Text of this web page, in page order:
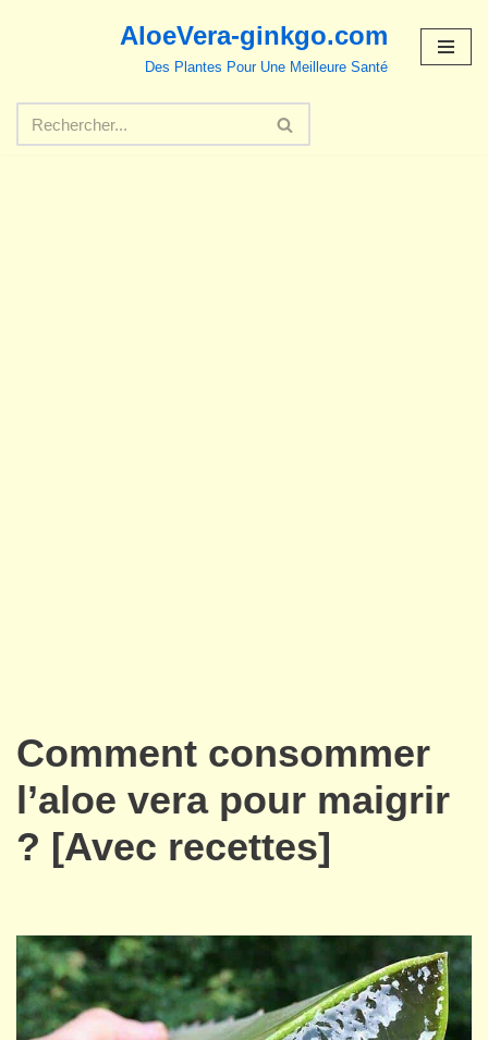
contenu
AloeVera-ginkgo.com
Des Plantes Pour Une Meilleure Santé
Comment consommer
l’aloe vera pour maigrir
? [Avec recettes]